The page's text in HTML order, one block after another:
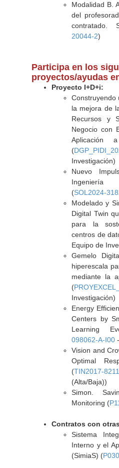
Modalidad B.
del
contratado.
20044-2)
Participa en los
proyectos/ayudas
Proyecto I+D+i:
Construyendo
la mejora de
Recursos y
Negocio con
Aplicación
(
Investigación)
Nuevo
Ingeniería
(SOL2024-
Modelado y
Digital Twin
para la
centros de
Equipo de
Gemelo
hiperescala
mediante la
(
Investigación)
Energy
Centers by
Learning
098062-A-I00-
Vision and
Optimal
(TIN2017-
(Alta/Baja))
Simon.
Monitoring (
Contratos con
Sistema
Interno y el
(SimiaS) (